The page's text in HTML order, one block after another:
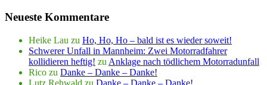
Neueste Kommentare
Heike Lau zu Ho, Ho, Ho – bald ist es wieder soweit!
Schwerer Unfall in Mannheim: Zwei Motorradfahrer
kollidieren heftig! zu Anklage nach tödlichem Motorradunfall
Rico zu Danke – Danke – Danke!
Lutz Rehwald zu Danke – Danke – Danke!